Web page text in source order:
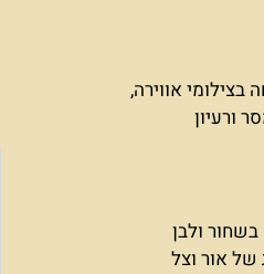
אווירה,
ורעיון
בשחור ולבן
של אור וצל